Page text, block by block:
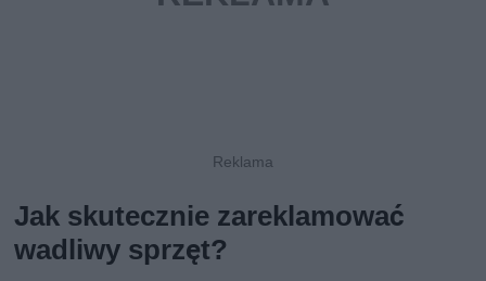
Jak skutecznie zareklamować
wadliwy sprzęt?